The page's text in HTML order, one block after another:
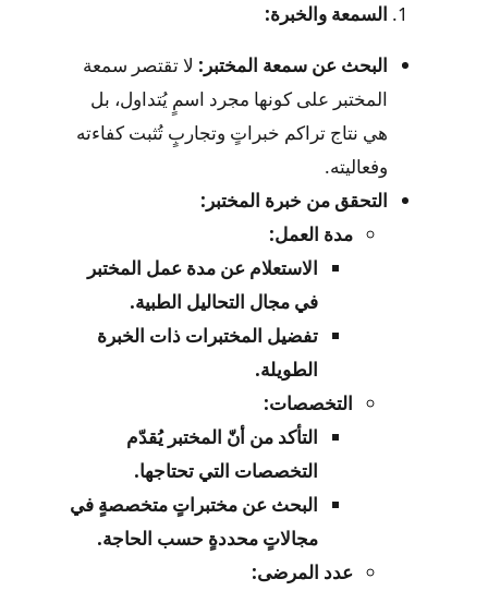
السمعة والخبرة:
البحث عن سمعة المختبر: لا تقتصر سمعة
المختبر على كونها مجرد اسمٍ يُتداول، بل
هي نتاج تراكم خبراتٍ وتجاربٍ تُثبت كفاءته
وفعاليته.
التحقق من خبرة المختبر:
مدة العمل:
الاستعلام عن مدة عمل المختبر
في مجال التحاليل الطبية.
تفضيل المختبرات ذات الخبرة
الطويلة.
التخصصات:
التأكد من أنّ المختبر يُقدّم
التخصصات التي تحتاجها.
البحث عن مختبراتٍ متخصصةٍ في
مجالاتٍ محددةٍ حسب الحاجة.
عدد المرضى: